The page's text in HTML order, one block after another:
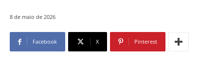
8 de maio de 2026
Facebook X Pinterest